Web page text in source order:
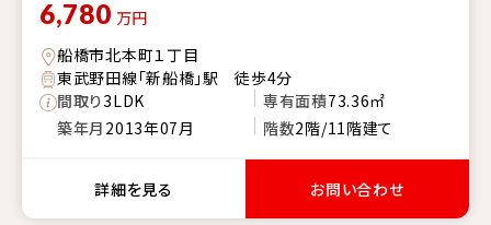
6,780 万円
船橋市北本町１丁目
東武野田線「新船橋」駅 徒歩4分
間取り3LDK 専有面積73.36㎡
築年月 2013年07月 階数2階/11階建て
詳細を見る お問い合わせ